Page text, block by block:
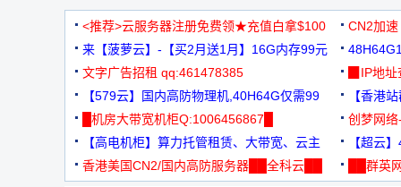
<推荐>云服务器注册免费领★充值白拿$100
CN2加
来【菠萝云】-【买2月送1月】16G内存99元
3000+
文字广告招租 qq:461478385
▉IP地
【579云】国内高防物理机,40H64G仅需99
元
【香港
█机房大带宽机柜Q:1006456867█
创梦网
88元/月
【高电机柜】算力托管租赁、大带宽、云主
机
【超云
香港美国CN2/国内高防服务器██全科云██
██群英